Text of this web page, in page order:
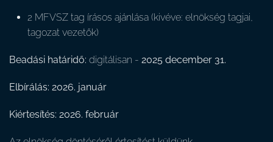
2 MFVSZ tag írásos ajánlása (kivéve: elnökség tagjai,
tagozat vezetők)
Beadási határidő: digitálisan - 2025 december 31.
Elbírálás: 2026. január
Kiértesítés: 2026. február